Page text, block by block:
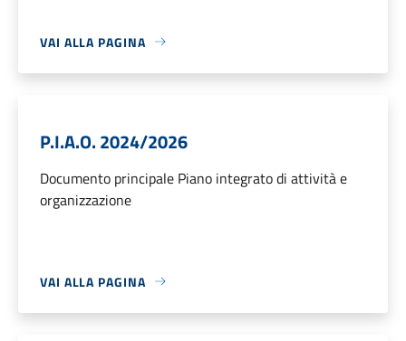
VAI ALLA PAGINA
P.I.A.O. 2024/2026
Documento principale Piano integrato di attività e
organizzazione
VAI ALLA PAGINA